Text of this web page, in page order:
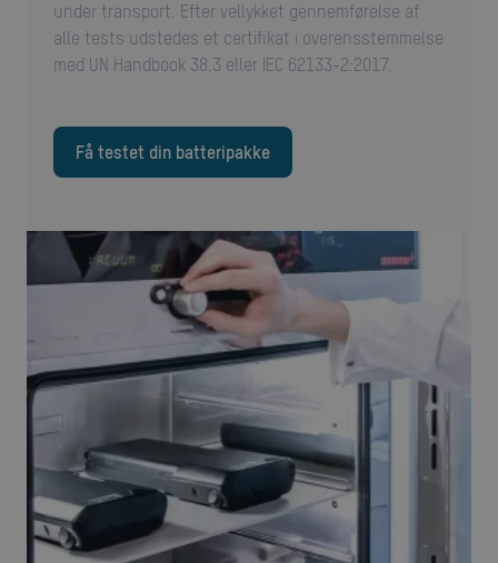
under transport. Efter vellykket gennemførelse af
alle tests udstedes et certifikat i overensstemmelse
med UN Handbook 38.3 eller IEC 62133-2:2017.
Få testet din batteripakke